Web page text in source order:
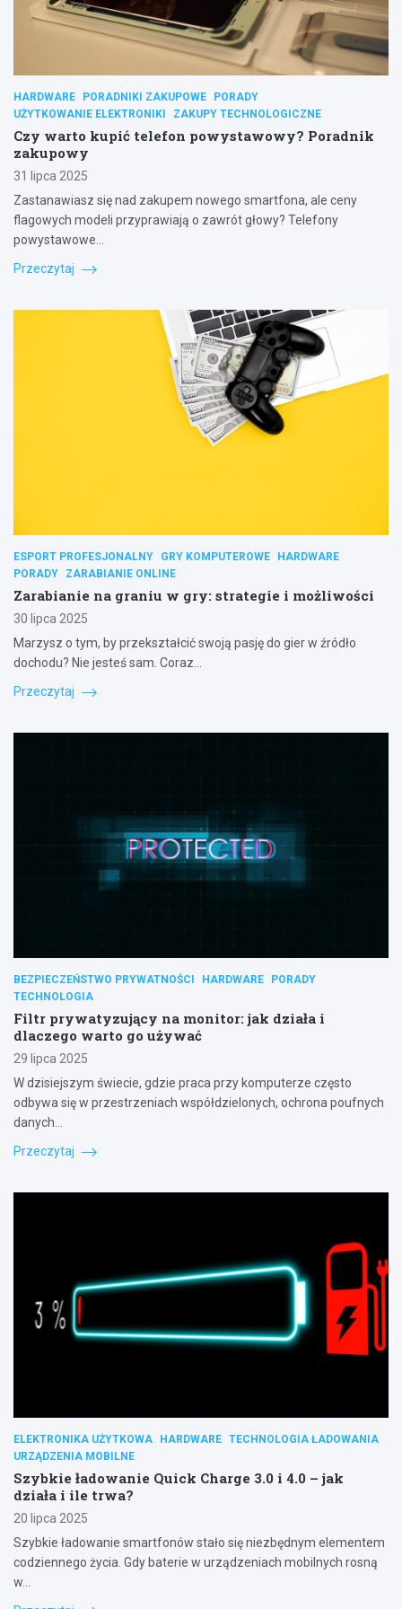
HARDWARE PORADNIKI ZAKUPOWE
PORADY
UŻYTKOWANIE ELEKTRONIKI
ZAKUPY TECHNOLOGICZNE
Czy warto kupić telefon powystawowy? Poradnik
zakupowy
31 lipca 2025
Zastanawiasz się nad zakupem nowego smartfona, ale ceny
flagowych modeli przyprawiają o zawrót głowy? Telefony
powystawowe…
Przeczytaj
ESPORT PROFESJONALNY GRY KOMPUTEROWE
HARDWARE
PORADY
ZARABIANIE ONLINE
Zarabianie na graniu w gry: strategie i możliwości
30 lipca 2025
Marzysz o tym, by przekształcić swoją pasję do gier w źródło
dochodu? Nie jesteś sam. Coraz…
Przeczytaj
BEZPIECZEŃSTWO PRYWATNOŚCI HARDWARE
PORADY
TECHNOLOGIA
Filtr prywatyzujący na monitor: jak działa i
dlaczego warto go używać
29 lipca 2025
W dzisiejszym świecie, gdzie praca przy komputerze często
odbywa się w przestrzeniach współdzielonych, ochrona poufnych
danych…
Przeczytaj
ELEKTRONIKA UŻYTKOWA HARDWARE TECHNOLOGIA ŁADOWANIA
URZĄDZENIA MOBILNE
Szybkie ładowanie Quick Charge 3.0 i 4.0 – jak
działa i ile trwa?
20 lipca 2025
Szybkie ładowanie smartfonów stało się niezbędnym elementem
codziennego życia. Gdy baterie w urządzeniach mobilnych rosną
w…